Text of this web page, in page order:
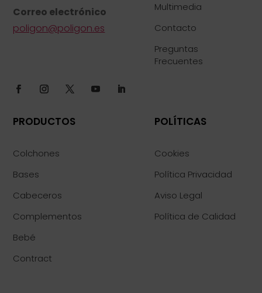
Correo electrónico
poligon@poligon.es
Multimedia
Contacto
Preguntas
Frecuentes
PRODUCTOS
Colchones
Bases
Cabeceros
Complementos
Bebé
Contract
POLÍTICAS
Cookies
Política Privacidad
Aviso Legal
Política de Calidad